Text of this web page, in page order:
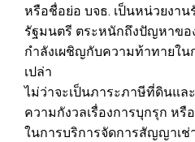
หรือชื่อย่อ บจธ. เป็นหน่วยงา
รัฐมนตรี ตระหนักถึงปัญหาขอ
กำลังเผชิญกับความท้าทายใน
เปล่า
ไม่ว่าจะเป็นภาระภาษีที่ดินแล
ความกังวลเรื่องการบุกรุก หรื
ในการบริการจัดการสัญญาเช่